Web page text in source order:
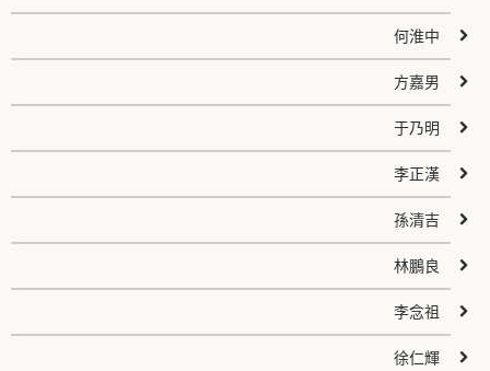
何淮中
方嘉男
于乃明
李正漢
孫清吉
林鵬良
李念祖
徐仁輝